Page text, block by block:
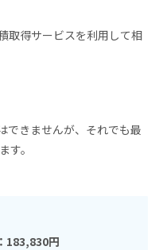
取得サービスを利用して相
できませんが、それでも最
す。
183,830円